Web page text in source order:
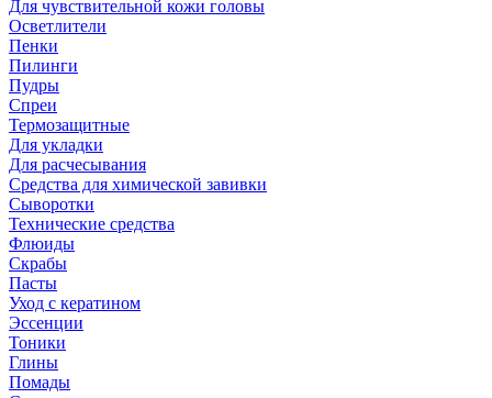
Для чувствительной кожи головы
Осветлители
Пенки
Пилинги
Пудры
Спреи
Термозащитные
Для укладки
Для расчесывания
Средства для химической завивки
Сыворотки
Технические средства
Флюиды
Скрабы
Пасты
Уход с кератином
Эссенции
Тоники
Глины
Помады